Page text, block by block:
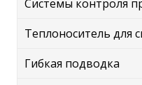
Системы контроля
Теплоноситель для
Гибкая подводка